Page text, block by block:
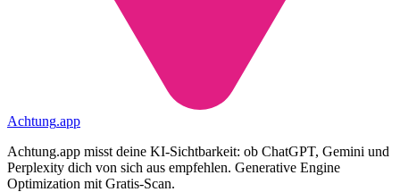
Achtung.app
Achtung.app misst deine KI-Sichtbarkeit: ob ChatGPT, Gemini und
Perplexity dich von sich aus empfehlen. Generative Engine
Optimization mit Gratis-Scan.